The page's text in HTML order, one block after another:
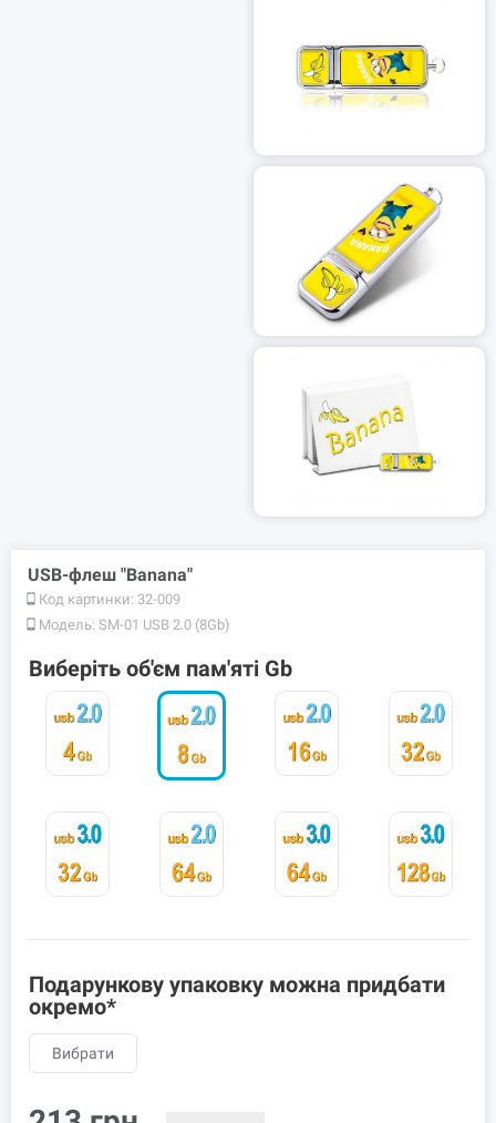
USB-флеш "Banana"
Код картинки: 32-009
Модель: SM-01 USB 2.0 (8Gb)
Виберіть об'єм пам'яті Gb
Подарункову упаковку можна придбати
окремо*
Вибрати